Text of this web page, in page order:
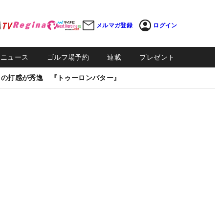
メルマガ登録 ログイン
ュース ゴルフ場予約 連載 プレゼント
打感が秀逸 『トゥーロンパター』